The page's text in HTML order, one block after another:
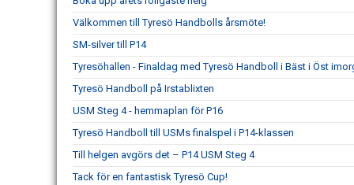
Välkommen till Tyresö Handbolls årsmöte!
SM-silver till P14
Tyresöhallen - Finaldag med Tyresö Handboll i Bäst i Öst
Tyresö Handboll på Irstablixten
USM Steg 4 - hemmaplan för P16
Tyresö Handboll till USMs finalspel i P14-klassen
Till helgen avgörs det – P14 USM Steg 4
Tack för en fantastisk Tyresö Cup!